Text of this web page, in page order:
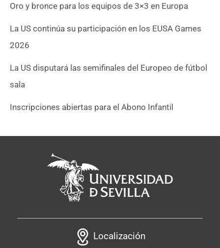
Oro y bronce para los equipos de 3×3 en Europa
La US continúa su participación en los EUSA Games
2026
La US disputará las semifinales del Europeo de fútbol
sala
Inscripciones abiertas para el Abono Infantil
Localización